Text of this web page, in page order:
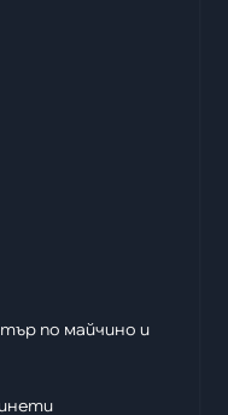
по майчино и